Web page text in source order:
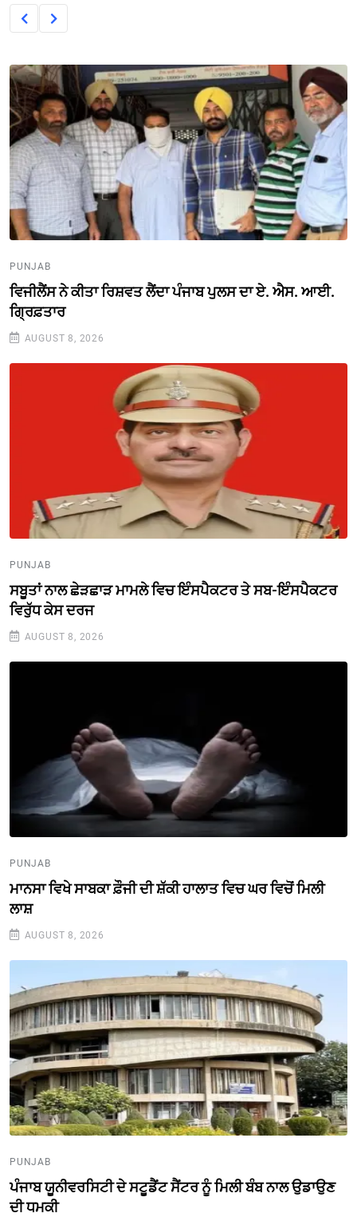
PUNJAB
ਵਿਜੀਲੈਂਸ ਨੇ ਕੀਤਾ ਰਿਸ਼ਵਤ ਲੈਂਦਾ ਪੰਜਾਬ ਪੁਲਸ ਦਾ ਏ. ਐਸ. ਆਈ.
ਗ੍ਰਿਫ਼ਤਾਰ
AUGUST 8, 2026
PUNJAB
ਸਬੂਤਾਂ ਨਾਲ ਛੇੜਛਾੜ ਮਾਮਲੇ ਵਿਚ ਇੰਸਪੈਕਟਰ ਤੇ ਸਬ-ਇੰਸਪੈਕਟਰ
ਵਿਰੁੱਧ ਕੇਸ ਦਰਜ
AUGUST 8, 2026
PUNJAB
ਮਾਨਸਾ ਵਿਖੇ ਸਾਬਕਾ ਫ਼ੌਜੀ ਦੀ ਸ਼ੱਕੀ ਹਾਲਾਤ ਵਿਚ ਘਰ ਵਿਚੋਂ ਮਿਲੀ
ਲਾਸ਼
AUGUST 8, 2026
PUNJAB
ਪੰਜਾਬ ਯੂਨੀਵਰਸਿਟੀ ਦੇ ਸਟੂਡੈਂਟ ਸੈਂਟਰ ਨੂੰ ਮਿਲੀ ਬੰਬ ਨਾਲ ਉਡਾਉਣ
ਦੀ ਧਮਕੀ